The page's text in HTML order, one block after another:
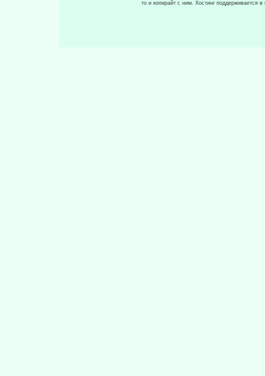
то и копирайт с ним. Хостинг поддерживается